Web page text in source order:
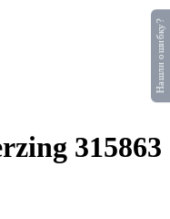
315863
Нашли ошибку?